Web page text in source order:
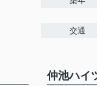
交通
仲池ハイ